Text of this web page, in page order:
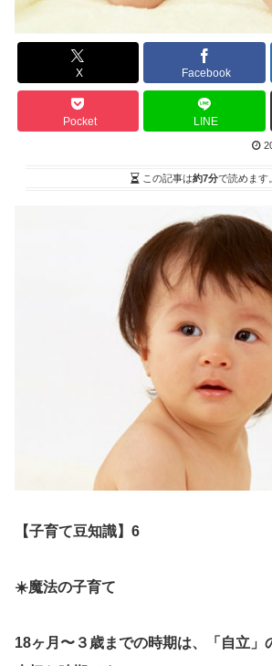
X Facebook
Pocket LINE
この記事は約7分で読めます。
【子育て豆知識】6
☀️魔法の子育て
18ヶ月〜３歳までの時期は、「自立」